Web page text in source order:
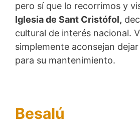
pero sí que lo recorrimos y
Iglesia de Sant Cristófol,
cultural de interés nacional.
simplemente aconsejan
para su mantenimiento.
Besalú